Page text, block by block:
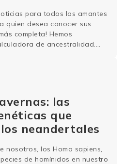
para todos los amantes
quien desea conocer sus
completa! Hemos
de ancestralidad.
nuevas regiones geográficas
al informe. Ahora nuestros …
las
que
neandertales
nosotros, los Homo sapiens,
de homínidos en nuestro